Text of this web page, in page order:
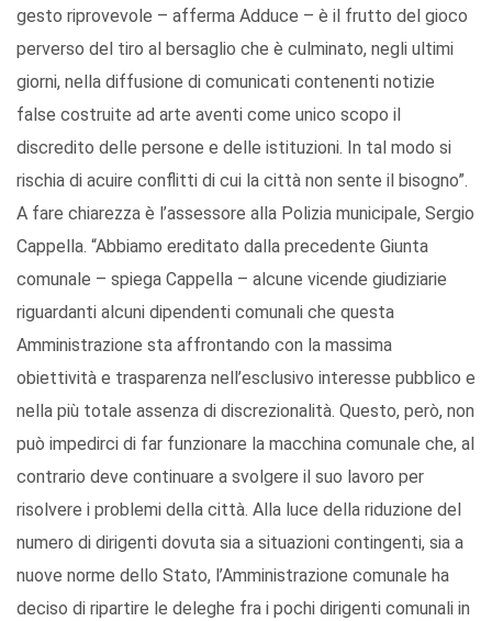
gesto riprovevole – afferma Adduce – è il frutto del gioco
perverso del tiro al bersaglio che è culminato, negli ultimi
giorni, nella diffusione di comunicati contenenti notizie
false costruite ad arte aventi come unico scopo il
discredito delle persone e delle istituzioni. In tal modo si
rischia di acuire conflitti di cui la città non sente il bisogno”.
A fare chiarezza è l’assessore alla Polizia municipale, Sergio
Cappella. “Abbiamo ereditato dalla precedente Giunta
comunale – spiega Cappella – alcune vicende giudiziarie
riguardanti alcuni dipendenti comunali che questa
Amministrazione sta affrontando con la massima
obiettività e trasparenza nell’esclusivo interesse pubblico e
nella più totale assenza di discrezionalità. Questo, però, non
può impedirci di far funzionare la macchina comunale che, al
contrario deve continuare a svolgere il suo lavoro per
risolvere i problemi della città. Alla luce della riduzione del
numero di dirigenti dovuta sia a situazioni contingenti, sia a
nuove norme dello Stato, l’Amministrazione comunale ha
deciso di ripartire le deleghe fra i pochi dirigenti comunali in